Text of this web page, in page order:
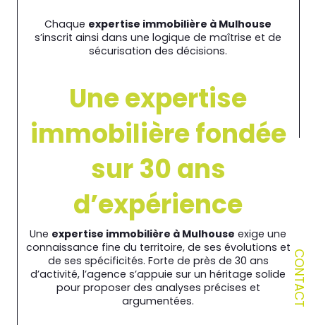
CONTACT
Chaque expertise immobilière à Mulhouse
s’inscrit ainsi dans une logique de maîtrise et de
sécurisation des décisions.
Une expertise
immobilière fondée
sur 30 ans
d’expérience
Une expertise immobilière à Mulhouse exige une
connaissance fine du territoire, de ses évolutions et
de ses spécificités. Forte de près de 30 ans
d’activité, l’agence s’appuie sur un héritage solide
pour proposer des analyses précises et
argumentées.